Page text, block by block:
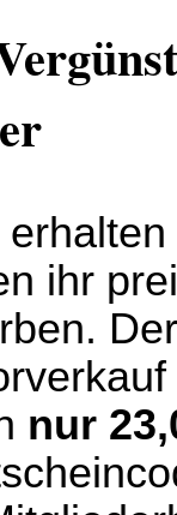
ihr
nur